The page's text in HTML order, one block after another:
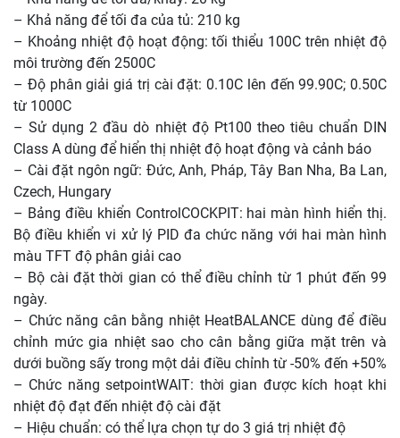
– Khả năng để tối đa của tủ: 210 kg
– Khoảng nhiệt độ hoạt động: tối thiểu 100C trên nhiệt độ
môi trường đến 2500C
– Độ phân giải giá trị cài đặt: 0.10C lên đến 99.90C; 0.50C
từ 1000C
– Sử dụng 2 đầu dò nhiệt độ Pt100 theo tiêu chuẩn DIN
Class A dùng để hiển thị nhiệt độ hoạt động và cảnh báo
– Cài đặt ngôn ngữ: Đức, Anh, Pháp, Tây Ban Nha, Ba Lan,
Czech, Hungary
– Bảng điều khiển ControlCOCKPIT: hai màn hình hiển thị.
Bộ điều khiển vi xử lý PID đa chức năng với hai màn hình
màu TFT độ phân giải cao
– Bộ cài đặt thời gian có thể điều chỉnh từ 1 phút đến 99
ngày.
– Chức năng cân bằng nhiệt HeatBALANCE dùng để điều
chỉnh mức gia nhiệt sao cho cân bằng giữa mặt trên và
dưới buồng sấy trong một dải điều chỉnh từ -50% đến +50%
– Chức năng setpointWAIT: thời gian được kích hoạt khi
nhiệt độ đạt đến nhiệt độ cài đặt
– Hiệu chuẩn: có thể lựa chọn tự do 3 giá trị nhiệt độ